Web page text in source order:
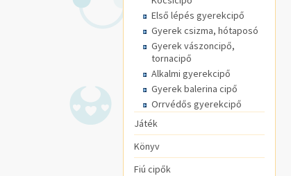
Első lépés gyerekcipő
Gyerek csizma, hótaposó
Gyerek vászoncipő,
tornacipő
Alkalmi gyerekcipő
Gyerek balerina cipő
Orrvédős gyerekcipő
Játék
Könyv
Fiú cipők